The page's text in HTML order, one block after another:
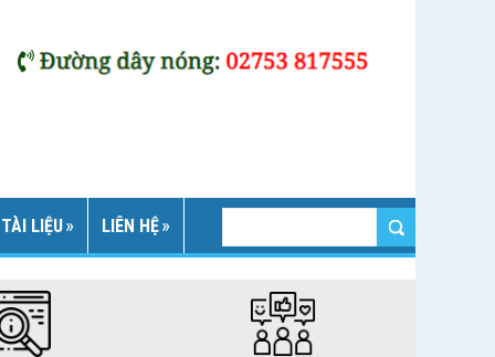
TÀI LIỆU LIÊN HỆ